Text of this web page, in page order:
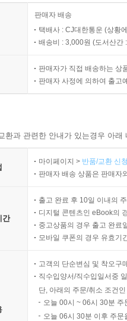
판매자 배송
택배사 : CJ대한통운 (상황
배송비 : 3,000원 (도서산간
판매자가 직접 배송하는 상
판매자 사정에 의하여 출고
환과 관련한 안내가 있는경우 아
마이페이지 > 반품/교환 신
판매자 배송 상품은 판매자
간
출고 완료 후 10일 이내의
디지털 콘텐츠인 eBook의
중고상품의 경우 출고 완료
모바일 쿠폰의 경우 유효기
고객의 단순변심 및 착오구
직수입양서/직수입일서중
단, 아래의 주문/취소 조건
오늘 00시 ~ 06시 30분
오늘 06시 30분 이후 주